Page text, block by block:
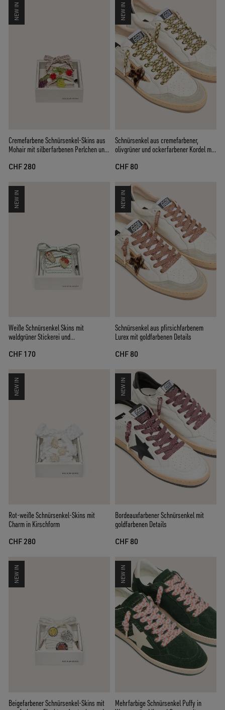
NEW IN
Cremefarbene Schnürsenkel-Skins aus
Mohair mit silberfarbenen Perlchen und
CHF 280
NEW IN
Schnürsenkel aus cremefarbener,
olivgrüner und ockerfarbener Kordel mit
CHF 80
NEW IN
Weiße Schnürsenkel Skins mit
waldgrüner Stickerei und
CHF 170
NEW IN
Schnürsenkel aus pfirsichfarbenem
Lurex mit goldfarbenen Details
CHF 80
NEW IN
Rot-weiße Schnürsenkel-Skins mit
Charm in Kirschform
CHF 280
NEW IN
Bordeauxfarbener Schnürsenkel mit
goldfarbenen Details
CHF 80
NEW IN
Beigefarbener Schnürsenkel-Skins mit
NEW IN
Mehrfarbige Schnürsenkel Puffy in